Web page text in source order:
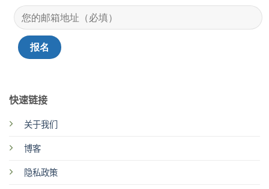
快速链接
关于我们
博客
隐私政策